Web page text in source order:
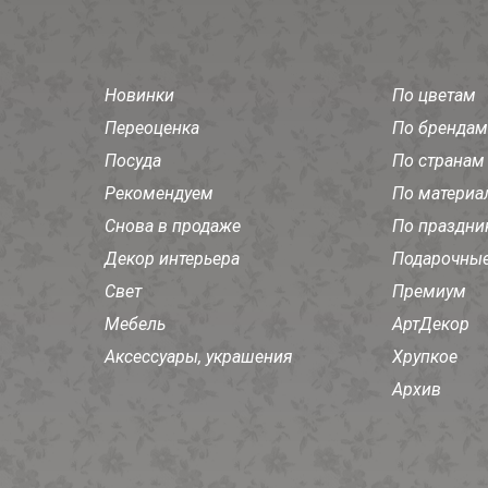
Новинки
Переоценка
Посуда
Рекомендуем
Снова в продаже
Декор интерьера
Свет
Мебель
Аксессуары, украшения
По цветам
По брендам
По странам
По
По
Премиум
АртДекор
Хрупкое
Архив